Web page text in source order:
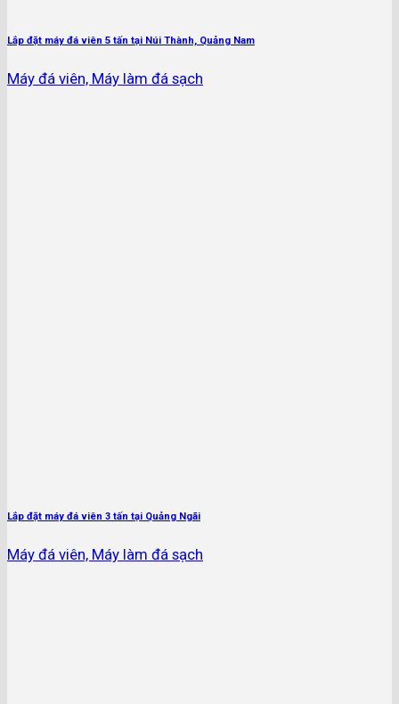
Lắp đặt máy đá viên 5 tấn tại Núi Thành, Quảng Nam
Máy đá viên, Máy làm đá sạch
Lắp đặt máy đá viên 3 tấn tại Quảng Ngãi
Máy đá viên, Máy làm đá sạch